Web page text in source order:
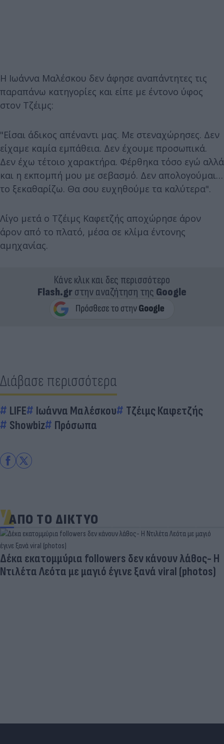
Η Ιωάννα Μαλέσκου δεν άφησε αναπάντητες τις
παραπάνω κατηγορίες και είπε με έντονο ύφος
στον Τζέιμς:
"Είσαι άδικος απέναντι μας. Με στεναχώρησες. Δεν
είχαμε καμία εμπάθεια. Δεν έχουμε προσωπικά.
Δεν έχω τέτοιο χαρακτήρα. Φέρθηκα τόσο εγώ αλλά
και η εκπομπή μου με σεβασμό. Δεν απολογούμαι…
το ξεκαθαρίζω. Θα σου ευχηθούμε τα καλύτερα".
Λίγο μετά ο Τζέιμς Καφετζής αποχώρησε άρον
άρον από το πλατό, μέσα σε κλίμα έντονης
αμηχανίας.
Κάνε κλικ και δες περισσότερο
Flash.grστην αναζήτηση της Google
Διάβασε περισσότερα
LIFE Ιωάννα Μαλέσκου
Τζέιμς Καφετζής
Showbiz
Πρόσωπα
ΑΠΟ ΤΟ ΔΙΚΤΥΟ
Δέκα εκατομμύρια followers δεν κάνουν λάθος- Η
Ντιλέτα Λεότα με μαγιό έγινε ξανά viral (photos)